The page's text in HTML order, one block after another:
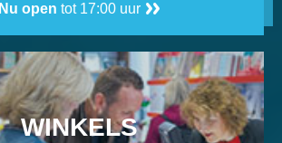
Nu open tot 17:00 uur
WINKELS